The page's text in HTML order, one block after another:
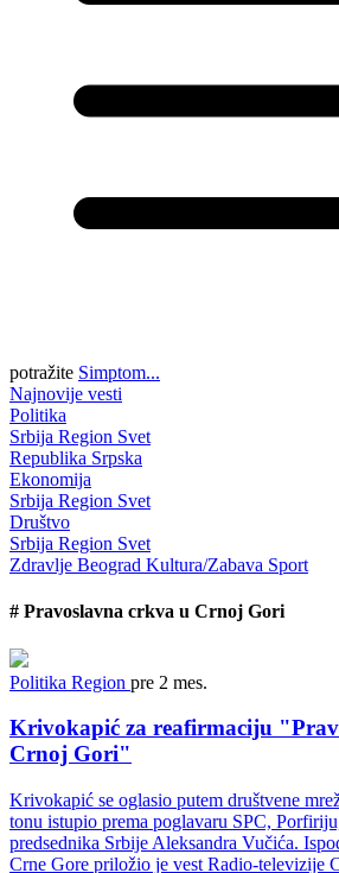
potražite Simptom...
Najnovije vesti
Politika
Srbija Region Svet
Republika Srpska
Ekonomija
Srbija Region Svet
Društvo
Srbija Region Svet
Zdravlje Beograd Kultura/Zabava Sport
# Pravoslavna crkva u Crnoj Gori
Politika Region pre 2 mes.
Krivokapić za reafirmaciju
Crnoj Gori"
Krivokapić se oglasio putem društvene
tonu istupio prema poglavaru SPC,
predsednika Srbije Aleksandra Vučića.
Crne Gore priložio je vest Radio-televizije